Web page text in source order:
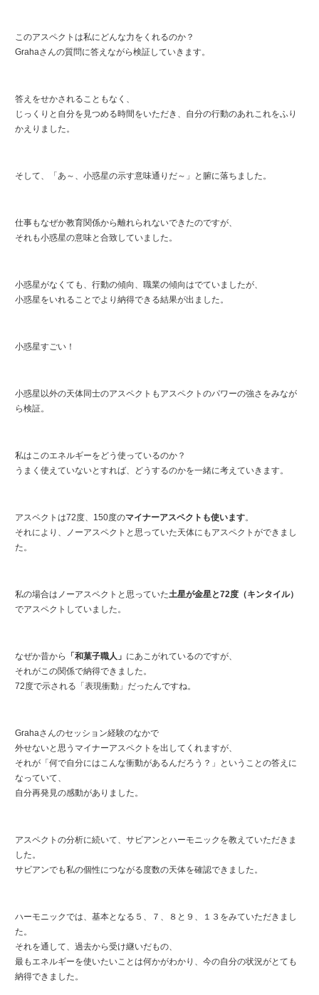
このアスペクトは私にどんな力をくれるのか？
Grahaさんの質問に答えながら検証していきます。
答えをせかされることもなく、
じっくりと自分を見つめる時間をいただき、自分の行動のあれこれをふり
かえりました。
そして、「あ～、小惑星の示す意味通りだ～」と腑に落ちました。
仕事もなぜか教育関係から離れられないできたのですが、
それも小惑星の意味と合致していました。
小惑星がなくても、行動の傾向、職業の傾向はでていましたが、
小惑星をいれることでより納得できる結果が出ました。
小惑星すごい！
小惑星以外の天体同士のアスペクトもアスペクトのパワーの強さをみなが
ら検証。
私はこのエネルギーをどう使っているのか？
うまく使えていないとすれば、どうするのかを一緒に考えていきます。
アスペクトは72度、150度のマイナーアスペクトも使います。
それにより、ノーアスペクトと思っていた天体にもアスペクトができまし
た。
私の場合はノーアスペクトと思っていた土星が金星と72度（キンタイル）
でアスペクトしていました。
なぜか昔から 「和菓子職人」 にあこがれているのですが、
それがこの関係で納得できました。
72度で示される「表現衝動」だったんですね。
Grahaさんのセッション経験のなかで
外せないと思うマイナーアスペクトを出してくれますが、
それが「何で自分にはこんな衝動があるんだろう？」ということの答えに
なっていて、
自分再発見の感動がありました。
アスペクトの分析に続いて、サビアンとハーモニックを教えていただきま
した。
サビアンでも私の個性につながる度数の天体を確認できました。
ハーモニックでは、基本となる５、７、８と９、１３をみていただきまし
た。
それを通して、過去から受け継いだもの、
最もエネルギーを使いたいことは何かがわかり、今の自分の状況がとても
納得できました。